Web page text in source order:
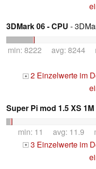
3DMark 06 - CPU -
min: 8222 avg: 8244
+ 2 Einzelwerte im
Super Pi mod 1.5 XS 1M
min: 11 avg: 11.9
+ 3 Einzelwerte im